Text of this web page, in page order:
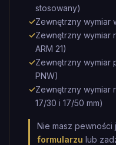
stosowany)
✓Zewnętrzny wymiar
✓Zewnętrzny wymiar
ARM 21)
✓Zewnętrzny wymiar
PNW)
✓Zewnętrzny wymiar
17/30 i 17/50 mm)
Nie masz pewności
formularzu lub